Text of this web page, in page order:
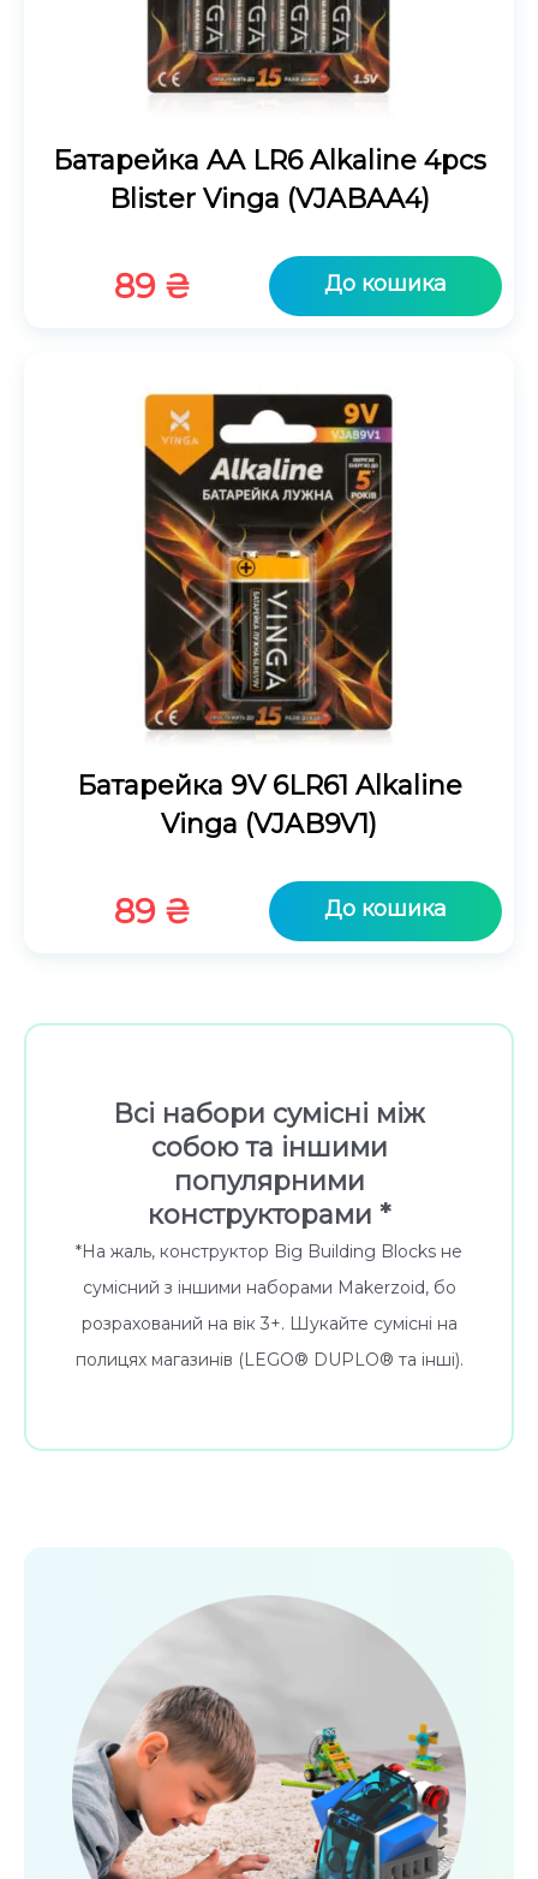
Батарейка AA LR6 Alkaline 4pcs
Blister Vinga (VJABAA4)
89 ₴ До кошика
Батарейка 9V 6LR61 Alkaline
Vinga (VJAB9V1)
89 ₴ До кошика
Всі набори сумісні між
собою та іншими
популярними
конструкторами *
*На жаль, конструктор Big Building Blocks не
сумісний з іншими наборами Makerzoid, бо
розрахований на вік 3+. Шукайте сумісні на
полицях магазинів (LEGO® DUPLO® та інші).